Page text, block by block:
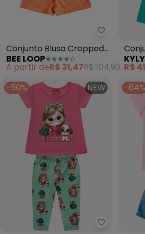
Bee Loop
Conjunto Blusa Cropped
e Short (Rosa)
BEE LOOP
A partir deR$ 31,47R$ 104,90
em
KYLY
R$
-50%
NEW
Kyly -
-64%